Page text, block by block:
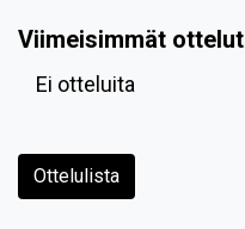
Viimeisimmät ottelut
Ei otteluita
Ottelulista